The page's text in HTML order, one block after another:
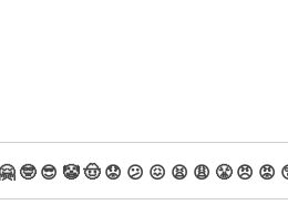
🤗 🤓 😎 🤡🤠 😟 😕 😖 😫 😩 😤 😠 😡